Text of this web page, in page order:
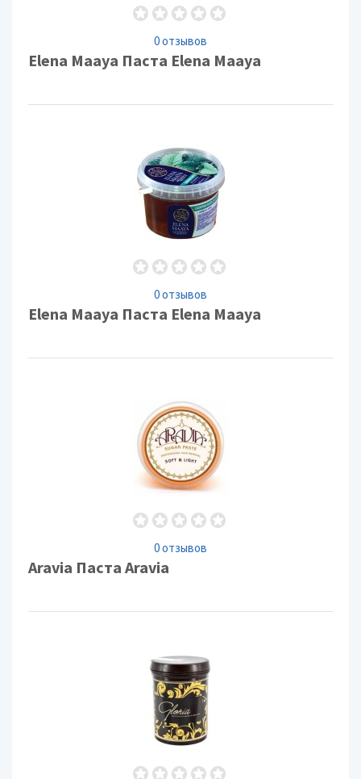
0 отзывов
Elena Maaya Паста Elena Maaya
0 отзывов
Elena Maaya Паста Elena Maaya
0 отзывов
Aravia Паста Aravia